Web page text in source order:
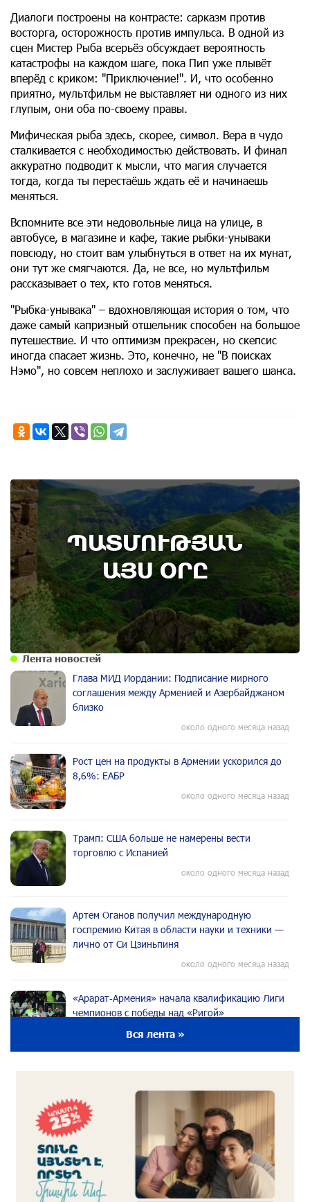
Диалоги построены на контрасте: сарказм против
восторга, осторожность против импульса. В одной из
сцен Мистер Рыба всерьёз обсуждает вероятность
катастрофы на каждом шаге, пока Пип уже плывёт
вперёд с криком: "Приключение!". И, что особенно
приятно, мультфильм не выставляет ни одного из них
глупым, они оба по-своему правы.
Мифическая рыба здесь, скорее, символ. Вера в чудо
сталкивается с необходимостью действовать. И финал
аккуратно подводит к мысли, что магия случается
тогда, когда ты перестаёшь ждать её и начинаешь
меняться.
Вспомните все эти недовольные лица на улице, в
автобусе, в магазине и кафе, такие рыбки-унываки
повсюду, но стоит вам улыбнуться в ответ на их мунат,
они тут же смягчаются. Да, не все, но мультфильм
рассказывает о тех, кто готов меняться.
"Рыбка-унывака" – вдохновляющая история о том, что
даже самый капризный отшельник способен на большое
путешествие. И что оптимизм прекрасен, но скепсис
иногда спасает жизнь. Это, конечно, не "В поисках
Нэмо", но совсем неплохо и заслуживает вашего шанса.
ՊԱՏՄՈՒԹՅԱՆ
ԱՅՍ ՕՐԸ
9th of August
Административный суд удовлетворил иск ААЦ
по делу монастыря Ованаванк
Лента новостей
Глава МИД Иордании: Подписание мирного
соглашения между Арменией и Азербайджаном
близко
около одного месяца назад
Рост цен на продукты в Армении ускорился до
8,6%: ЕАБР
около одного месяца назад
Трамп: США больше не намерены вести
торговлю с Испанией
около одного месяца назад
Артем Оганов получил международную
госпремию Китая в области науки и техники —
лично от Си Цзиньпиня
около одного месяца назад
«Арарат‑Армения» начала квалификацию Лиги
чемпионов с победы над «Ригой»
около одного месяца назад
Аравийским морем
около одного месяца назад
Вопрос об аресте Чалабяна дошел до
Европейского парламента: «Паст»
около одного месяца назад
Вся лента »